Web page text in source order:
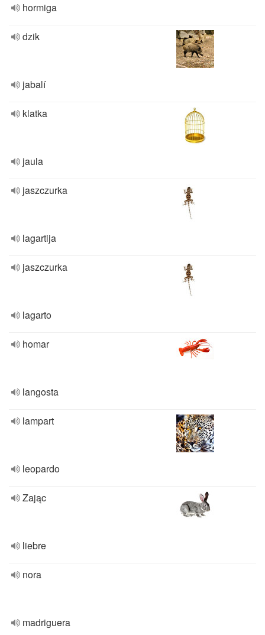
hormiga
dzik
jabalí
klatka
jaula
jaszczurka
lagartija
jaszczurka
lagarto
homar
langosta
lampart
leopardo
Zając
liebre
nora
madriguera